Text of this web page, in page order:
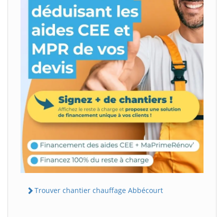
Trouver chantier chauffage Abbécourt